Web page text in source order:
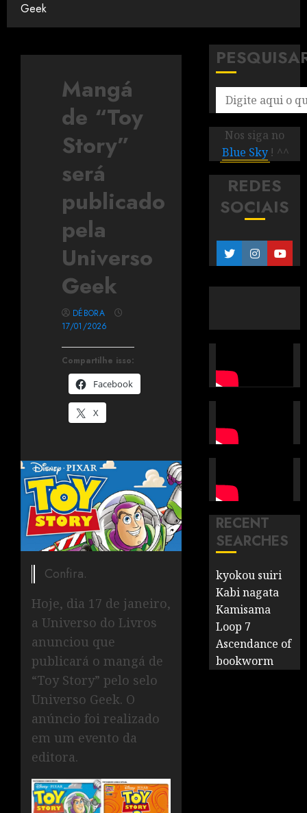
Geek
Mangá
de “Toy
Story”
será
publicado
pela
Universo
Geek
Compartilhe isso:
Facebook
X
DÉBORA
17/01/2026
Confira.
Hoje, dia 17 de janeiro,
a Universo do Livros
anunciou que
publicará o mangá de
“Toy Story” pelo selo
Universo Geek. O
anúncio foi realizado
em um evento da
editora.
Nos siga no
Blue Sky ! ^^
REDES
SOCIAIS
RECENT
SEARCHES
kyokou suiri
Kabi nagata
Kamisama
Loop 7
Ascendance of
bookworm